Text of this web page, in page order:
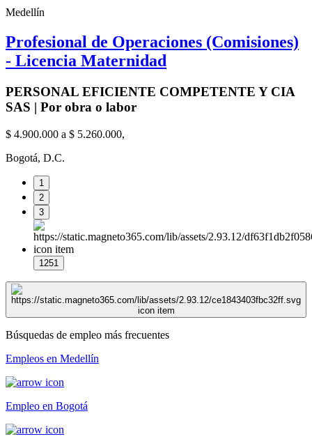
Medellín
Profesional de Operaciones (Comisiones)
- Licencia Maternidad
PERSONAL EFICIENTE COMPETENTE Y CIA
SAS | Por obra o labor
$ 4.900.000 a $ 5.260.000,
Bogotá, D.C.
1
2
3
1251
Búsquedas de empleo más frecuentes
Empleos en Medellín
Empleo en Bogotá